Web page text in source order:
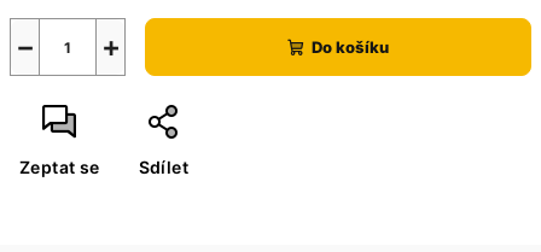
+
− Do košíku
Zeptat se Sdílet